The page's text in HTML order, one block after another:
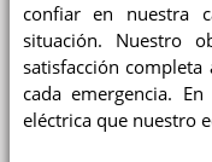
confiar en nuestra
situación. Nuestro
satisfacción
cada emergencia. En
eléctrica que nuestro